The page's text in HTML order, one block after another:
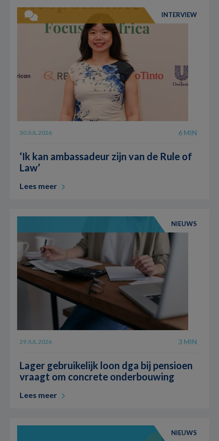
INTERVIEW
30 JUL 2026 6 MIN
‘Ik kan ambassadeur zijn van de Rule of
Law’
Lees meer
NIEUWS
29 JUL 2026 3 MIN
Lager gebruikelijk loon dga bij pensioen
vraagt om concrete onderbouwing
Lees meer
NIEUWS